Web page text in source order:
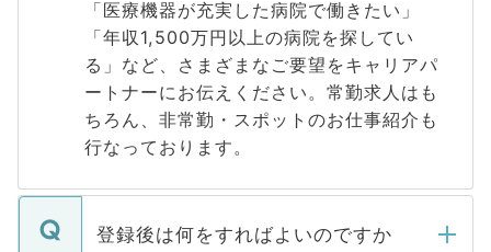
「医療機器が充実した病院で働きたい」
「年収1,500万円以上の病院を探してい
る」など、さまざまなご要望をキャリアパ
ートナーにお伝えください。常勤求人はも
ちろん、非常勤・スポットのお仕事紹介も
行なっております。
登録後は何をすればよいのですか